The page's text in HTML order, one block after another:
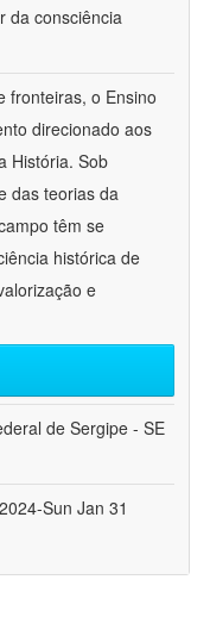
da consciência
fronteiras, o Ensino
direcionado aos
História. Sob
das teorias da
têm se
histórica de
e
de Sergipe - SE
Sun Jan 31